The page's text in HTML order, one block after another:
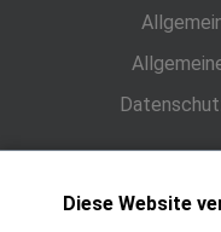
Diese Website